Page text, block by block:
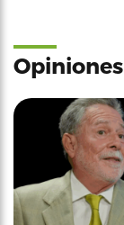
Opiniones